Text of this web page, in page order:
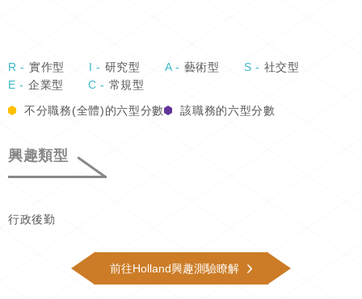
R - 實作型 I - 研究型 A - 藝術型 S - 社交型
E - 企業型 C - 常規型
不分職務(全體)的六型分數
該職務的六型分數
興趣類型
行政後勤
前往Holland興趣測驗瞭解